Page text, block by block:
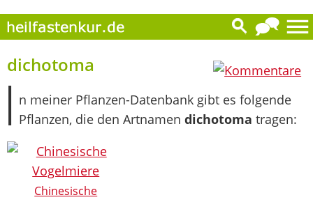
dichotoma
I n meiner Pflanzen-Datenbank gibt es folgende
Pflanzen, die den Artnamen dichotoma tragen:
Chinesische